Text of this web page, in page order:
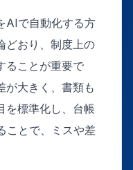
AIで自動化する方
どおり、制度上の
ることが重要で
が大きく、書類も
を標準化し、台帳
ことで、ミスや差